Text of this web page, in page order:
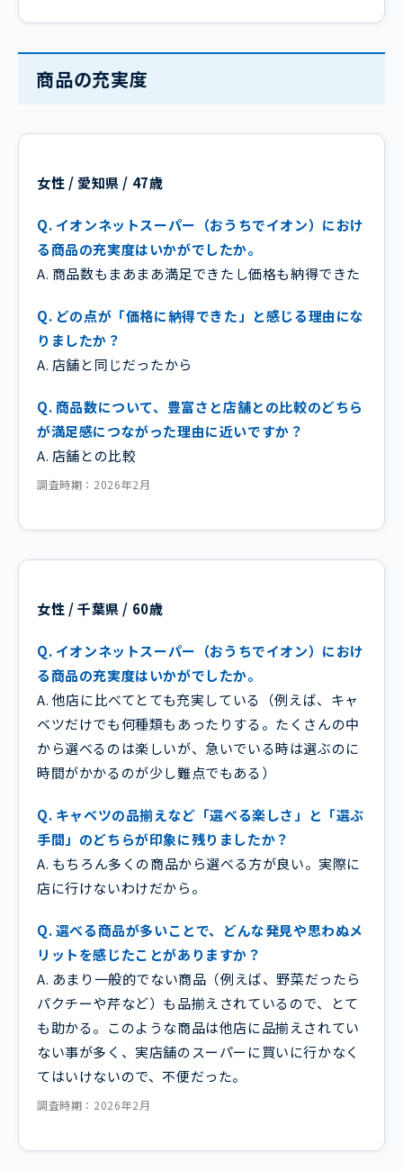
商品の充実度
女性 / 愛知県 / 47歳
Q. イオンネットスーパー（おうちでイオン）におけ
る商品の充実度はいかがでしたか。
A. 商品数もまあまあ満足できたし価格も納得できた
Q. どの点が「価格に納得できた」と感じる理由にな
りましたか？
A. 店舗と同じだったから
Q. 商品数について、豊富さと店舗との比較のどちら
が満足感につながった理由に近いですか？
A. 店舗との比較
調査時期：2026年2月
女性 / 千葉県 / 60歳
Q. イオンネットスーパー（おうちでイオン）におけ
る商品の充実度はいかがでしたか。
A. 他店に比べてとても充実している（例えば、キャ
ベツだけでも何種類もあったりする。たくさんの中
から選べるのは楽しいが、急いでいる時は選ぶのに
時間がかかるのが少し難点でもある）
Q. キャベツの品揃えなど「選べる楽しさ」と「選ぶ
手間」のどちらが印象に残りましたか？
A. もちろん多くの商品から選べる方が良い。実際に
店に行けないわけだから。
Q. 選べる商品が多いことで、どんな発見や思わぬメ
リットを感じたことがありますか？
A. あまり一般的でない商品（例えば、野菜だったら
パクチーや芹など）も品揃えされているので、とて
も助かる。このような商品は他店に品揃えされてい
ない事が多く、実店舗のスーパーに買いに行かなく
てはいけないので、不便だった。
調査時期：2026年2月